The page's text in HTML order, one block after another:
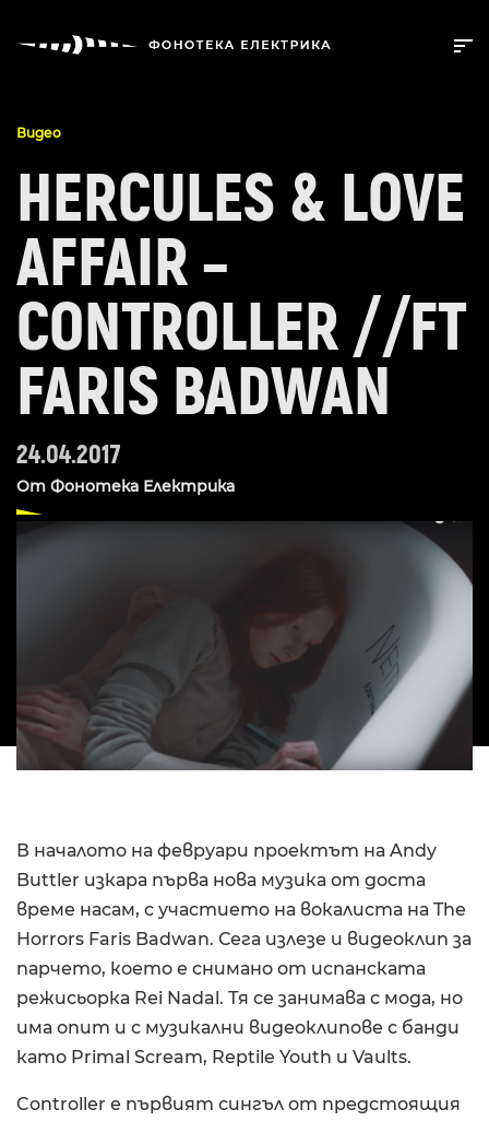
Видео
HERCULES & LOVE
AFFAIR –
CONTROLLER //FT
FARIS BADWAN
24.04.2017
От Фонотека Електрика
В началото на февруари проектът на Andy
Buttler изкара първа нова музика от доста
време насам, с участието на вокалиста на The
Horrors Faris Badwan. Сега излезе и видеоклип за
парчето, което е снимано от испанската
режисьорка Rei Nadal. Тя се занимава с мода, но
има опит и с музикални видеоклипове с банди
като Primal Scream, Reptile Youth и Vaults.
Controller е първият сингъл от предстоящия